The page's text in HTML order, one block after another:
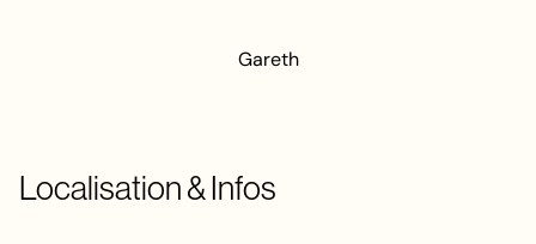
Gareth
Localisation & Infos